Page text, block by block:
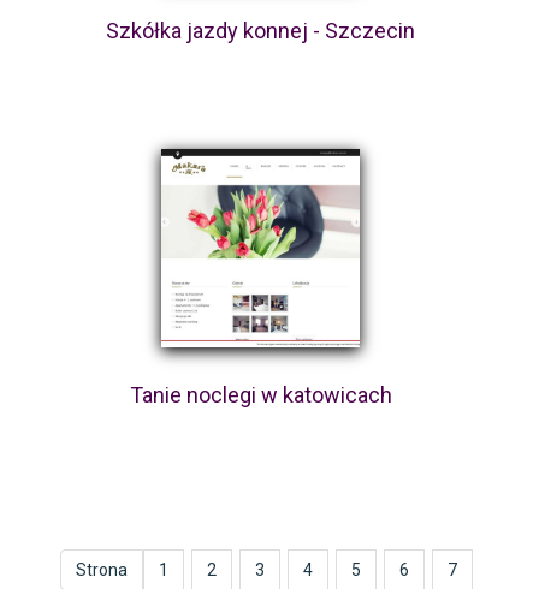
Szkółka jazdy konnej - Szczecin
Tanie noclegi w katowicach
Strona 1 2 3 4 5 6 7